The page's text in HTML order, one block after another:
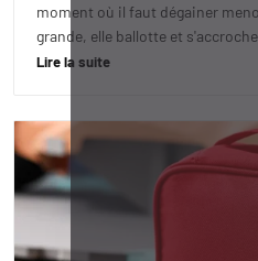
moment où il faut dégainer
grande, elle ballotte et
Lire la suite